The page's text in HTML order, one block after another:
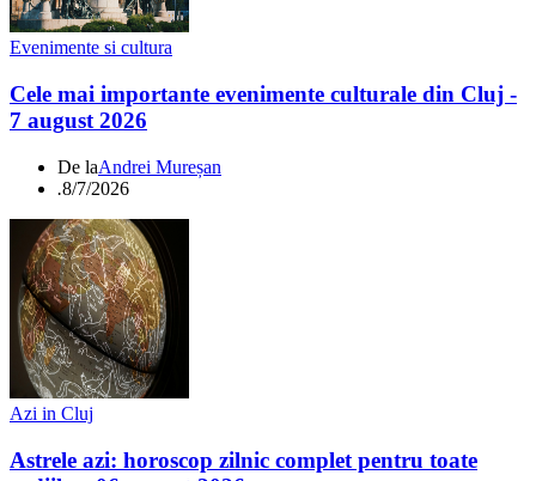
Evenimente si cultura
Cele mai importante evenimente culturale din Cluj -
7 august 2026
De laAndrei Mureșan
.8/7/2026
Azi in Cluj
Astrele azi: horoscop zilnic complet pentru toate